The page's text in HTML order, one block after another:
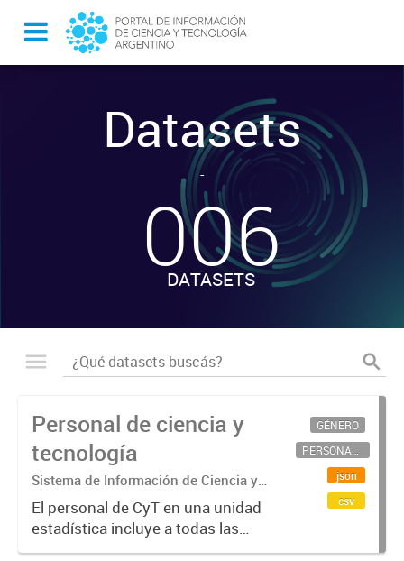
Datasets
-
006
DATASETS
Personal de ciencia y
tecnología
Sistema de Información de Ciencia y
Tecnología Argentino (SICYTAR)
El personal de CyT en una unidad
estadística incluye a todas las
personas involucradas
GÉNERO
PERSONAL CIENTÍFICO-TECNOLÓGICO
json
csv